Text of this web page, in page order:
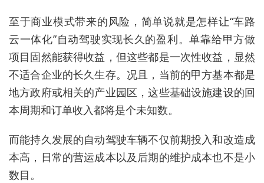
至于商业模式带来的风险，简单说就是怎样让“车路
云一体化”自动驾驶实现长久的盈利。单靠给甲方做
项目固然能获得收益，但这些都是一次性收益，显然
不适合企业的长久生存。况且，当前的甲方基本都是
地方政府或相关的产业园区，这些基础设施建设的回
本周期和订单收入都将是个未知数。
而能持久发展的自动驾驶车辆不仅前期投入和改造成
本高，日常的营运成本以及后期的维护成本也不是小
数目。